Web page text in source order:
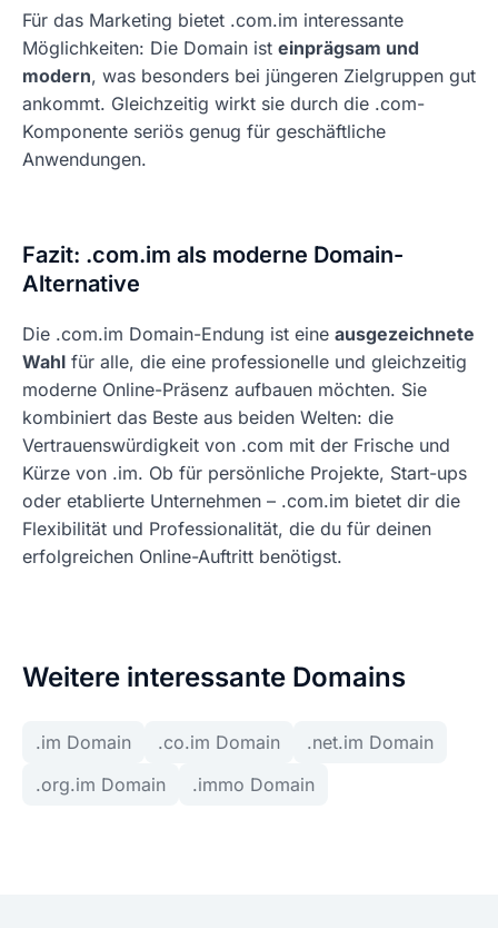
Für das Marketing bietet .com.im interessante
Möglichkeiten: Die Domain ist einprägsam und
modern, was besonders bei jüngeren Zielgruppen gut
ankommt. Gleichzeitig wirkt sie durch die .com-
Komponente seriös genug für geschäftliche
Anwendungen.
Fazit: .com.im als moderne Domain-
Alternative
Die .com.im Domain-Endung ist eine ausgezeichnete
Wahl für alle, die eine professionelle und gleichzeitig
moderne Online-Präsenz aufbauen möchten. Sie
kombiniert das Beste aus beiden Welten: die
Vertrauenswürdigkeit von .com mit der Frische und
Kürze von .im. Ob für persönliche Projekte, Start-ups
oder etablierte Unternehmen – .com.im bietet dir die
Flexibilität und Professionalität, die du für deinen
erfolgreichen Online-Auftritt benötigst.
Weitere interessante Domains
.im Domain .co.im Domain
.net.im Domain
.org.im Domain
.immo Domain